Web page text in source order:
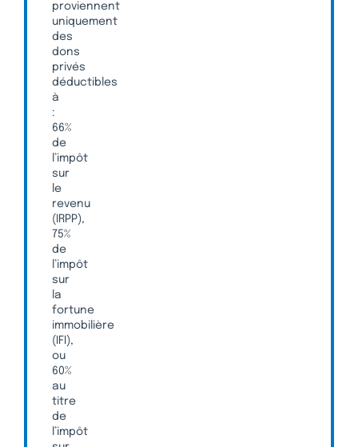
proviennent
uniquement
des
dons
privés
déductibles
à
:
66%
de
l’impôt
sur
le
revenu
(IRPP),
75%
de
l’impôt
sur
la
fortune
immobilière
(IFI),
ou
60%
au
titre
de
l’impôt